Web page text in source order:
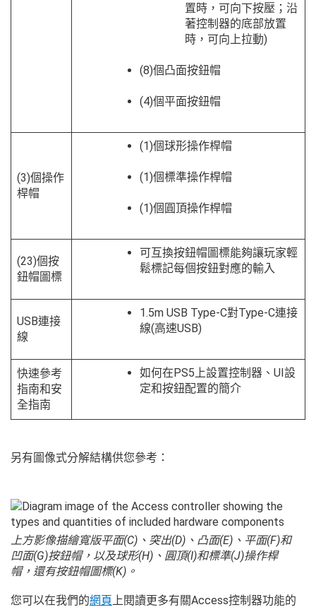
置時，可向下按壓；沿
著控制器的底部放置
時，可向上拉動)
(8)個凸面按鈕帽
(4)個平面按鈕帽
(3)個操作
桿帽
(1)個球形操作桿帽
(1)個標準操作桿帽
(1)個圓頂操作桿帽
(23)個按
鈕帽圖標
可互換按鈕帽圖標能夠讓玩家輕
鬆標記每個按鈕對應的輸入
USB連接
線
1.5m USB Type-C對Type-C連接
線(高速USB)
快速參考
指南和安
全指南
如何在PS5上設置控制器、UI設
定和按鈕配置的簡介
另有圖像式分解結構供您參考：
上方影像描繪寬版平面(C)、突出(D)、凸面(E)、平面(F)和
凹面(G)按鈕帽，以及球形(H)、圓頂(I)和標準(J)操作桿
帽，還有按鈕帽圖標(K)。
您可以在我們的網頁 上閱讀更多有關Access控制器功能的